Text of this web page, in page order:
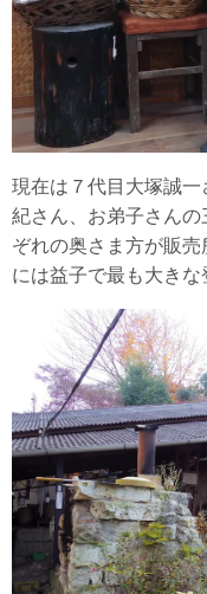
現在は７代目大塚誠
紀さん、お弟子さん
ぞれの奥さま方が販
には益子で最も大きな